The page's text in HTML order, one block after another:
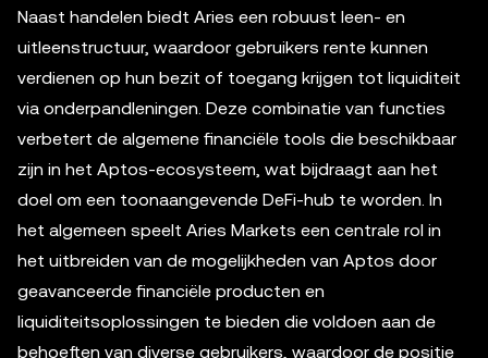
Naast handelen biedt Aries een robuust leen- en
uitleenstructuur, waardoor gebruikers rente kunnen
verdienen op hun bezit of toegang krijgen tot liquiditeit
via onderpandleningen. Deze combinatie van functies
verbetert de algemene financiële tools die beschikbaar
zijn in het Aptos-ecosysteem, wat bijdraagt aan het
doel om een toonaangevende DeFi-hub te worden. In
het algemeen speelt Aries Markets een centrale rol in
het uitbreiden van de mogelijkheden van Aptos door
geavanceerde financiële producten en
liquiditeitsoplossingen te bieden die voldoen aan de
behoeften van diverse gebruikers, waardoor de positie